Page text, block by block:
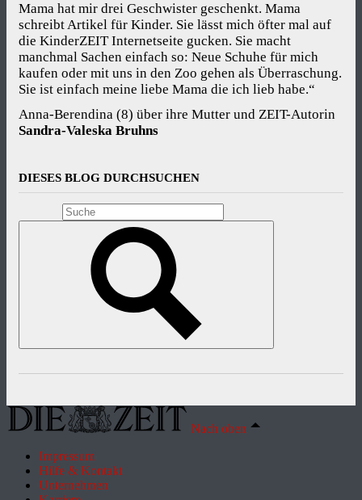
Mama hat mir drei Geschwister geschenkt. Mama
schreibt Artikel für Kinder. Sie lässt mich öfter mal auf
die KinderZEIT Internetseite gucken. Sie macht
manchmal Sachen einfach so: Neue Schuhe für mich
kaufen oder mit uns in den Zoo gehen als Überraschung.
Sie ist einfach meine liebe Mama die ich lieb habe.“
Anna-Berendina (8) über ihre Mutter und ZEIT-Autorin
Sandra-Valeska Bruhns
DIESES BLOG DURCHSUCHEN
Nach oben
Impressum
Hilfe & Kontakt
Unternehmen